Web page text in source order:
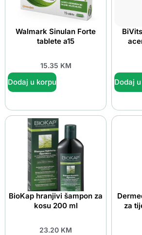
Walmark Sinulan Forte
tablete a15
15.35 KM
Dodaj u korpu Dodaj
BioKap hranjivi šampon za
kosu 200 ml
23.20 KM
za